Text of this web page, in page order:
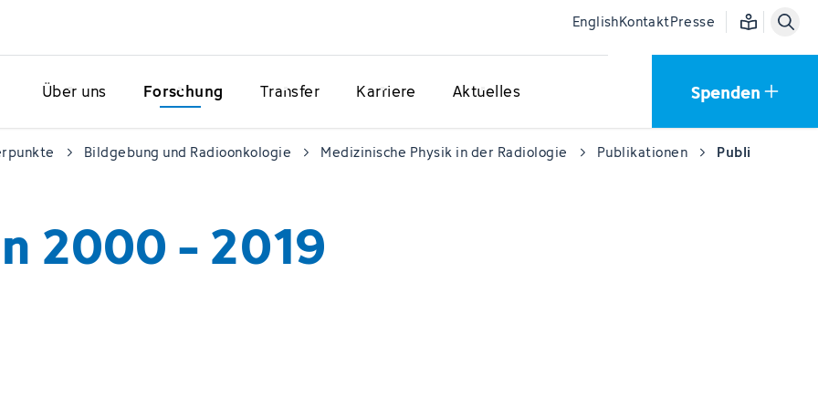
EnglishKontaktPresse Einfache
Über uns Forschung Transfer Karriere Aktuelles Spenden
Bildgebung und Radioonkologie Medizinische Physik in der Radiologie Publikationen Publikationen
2000 - 2019